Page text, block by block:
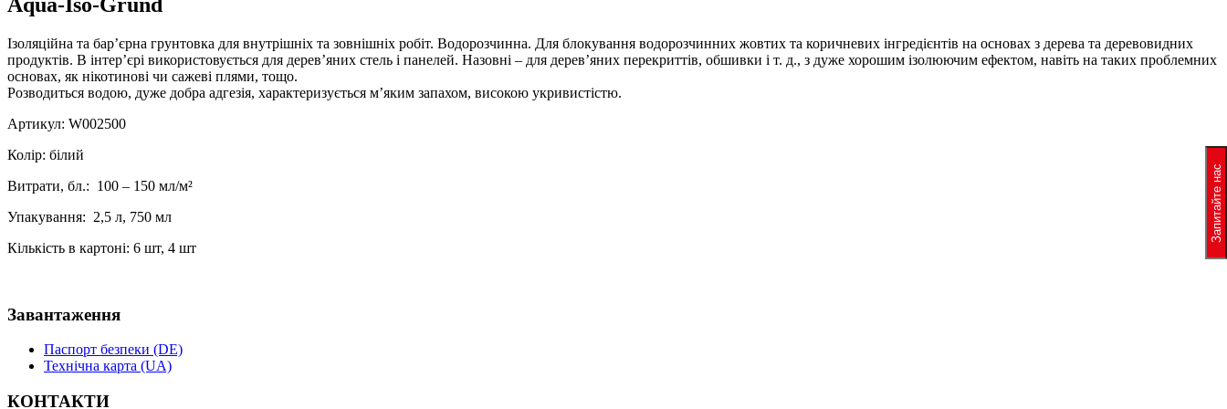
Ізоляційна та бар’єрна грунтовка для внутрішніх та зовнішніх робіт. Водорозчинна. Для блокування водорозчинних жовтих та коричневих інгредієнтів на основах з дерева та деревовидних
продуктів. В інтер’єрі використовується для дерев’яних стель і панелей. Назовні – для дерев’яних перекриттів, обшивки і т. д., з дуже хорошим ізолюючим ефектом, навіть на таких проблемних
основах, як нікотинові чи сажеві плями, тощо.
Розводиться водою, дуже добра адгезія, характеризується м’яким запахом, високою укривистістю.
Артикул: W002500
Колір: білий
Витрати, бл.: 100 – 150 мл/м²
Упакування: 2,5 л, 750 мл
Кількість в картоні: 6 шт, 4 шт
Завантаження
Паспорт безпеки (DE)
Технічна карта (UA)
КОНТАКТИ
Запитайте нас